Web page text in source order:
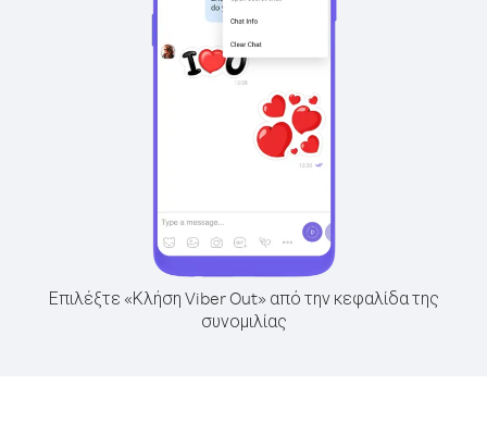
Επιλέξτε «Κλήση Viber Out» από την κεφαλίδα της
συνομιλίας